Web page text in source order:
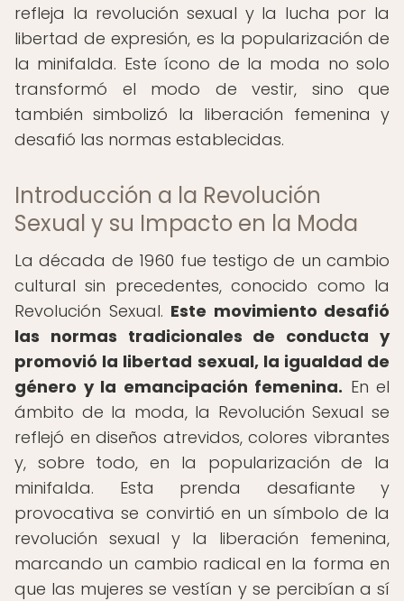
refleja la revolución sexual y la lucha por la
libertad de expresión, es la popularización de
la minifalda. Este ícono de la moda no solo
transformó el modo de vestir, sino que
también simbolizó la liberación femenina y
desafió las normas establecidas.
Introducción a la Revolución
Sexual y su Impacto en la Moda
La década de 1960 fue testigo de un cambio
cultural sin precedentes, conocido como la
Revolución Sexual. Este movimiento desafió
las normas tradicionales de conducta y
promovió la libertad sexual, la igualdad de
género y la emancipación femenina. En el
ámbito de la moda, la Revolución Sexual se
reflejó en diseños atrevidos, colores vibrantes
y, sobre todo, en la popularización de la
minifalda. Esta prenda desafiante y
provocativa se convirtió en un símbolo de la
revolución sexual y la liberación femenina,
marcando un cambio radical en la forma en
que las mujeres se vestían y se percibían a sí